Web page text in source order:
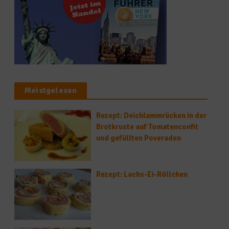
Meistgelesen
Rezept: Deichlammrücken in der
Brotkruste auf Tomatenconfit
und gefüllten Poveraden
Rezept: Lachs-Ei-Röllchen